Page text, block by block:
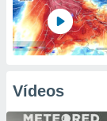
Vídeos